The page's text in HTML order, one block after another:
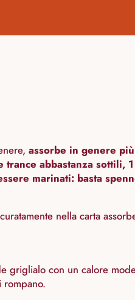
assorbe in genere
abbastanza sottili,
marinati: basta
nella carta
griglialo con un calore